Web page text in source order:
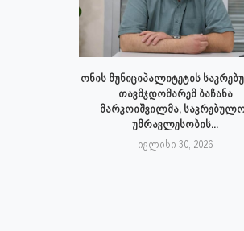
ონის მუნიციპალიტეტის
თავმჯდომარემ ბაჩანა
მარკოიშვილმა,
უმრავლესობის...
ივლისი 30, 2026